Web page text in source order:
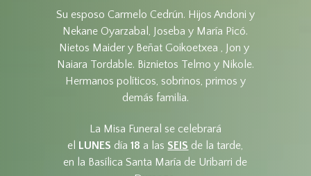
Su esposo Carmelo Cedrún. Hijos Andoni y
Nekane Oyarzabal, Joseba y María Picó.
Nietos Maider y Beñat Goikoetxea , Jon y
Naiara Tordable. Biznietos Telmo y Nikole.
Hermanos políticos, sobrinos, primos y
demás familia.
La Misa Funeral se celebrará
el LUNES día18 a las SEIS de la tarde,
en la Basílica Santa María de Uribarri de